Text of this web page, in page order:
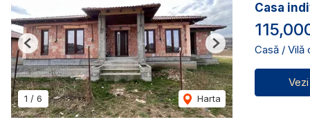
1 / 6 Harta
Previous Next
Casa
Casă / Vilă